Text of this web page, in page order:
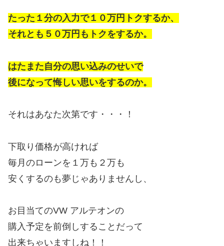
たった１分の入力で１０万円トクするか、
それとも５０万円もトクをするか。
はたまた自分の思い込みのせいで
後になって悔しい思いをするのか。
それはあなた次第です・・・！
下取り価格が高ければ
毎月のローンを１万も２万も
安くするのも夢じゃありませんし、
お目当てのVW アルテオンの
購入予定を前倒しすることだって
出来ちゃいますしね！！